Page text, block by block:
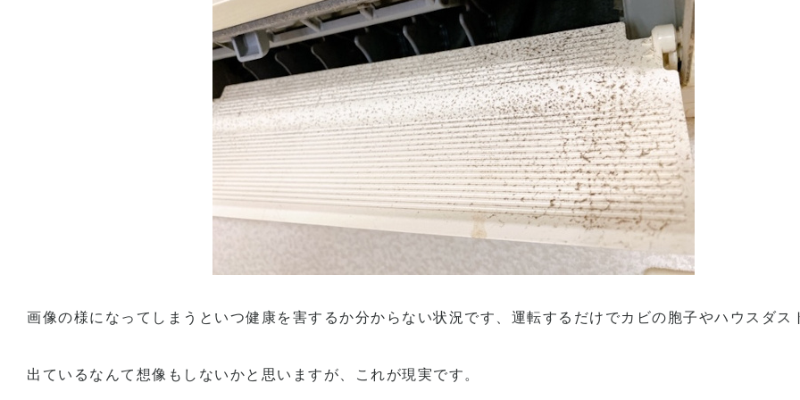
画像の様になってしまうといつ健康を害するか分からない状況です、運転するだけでカビの胞子やハウスダス
出ているなんて想像もしないかと思いますが、これが現実です。